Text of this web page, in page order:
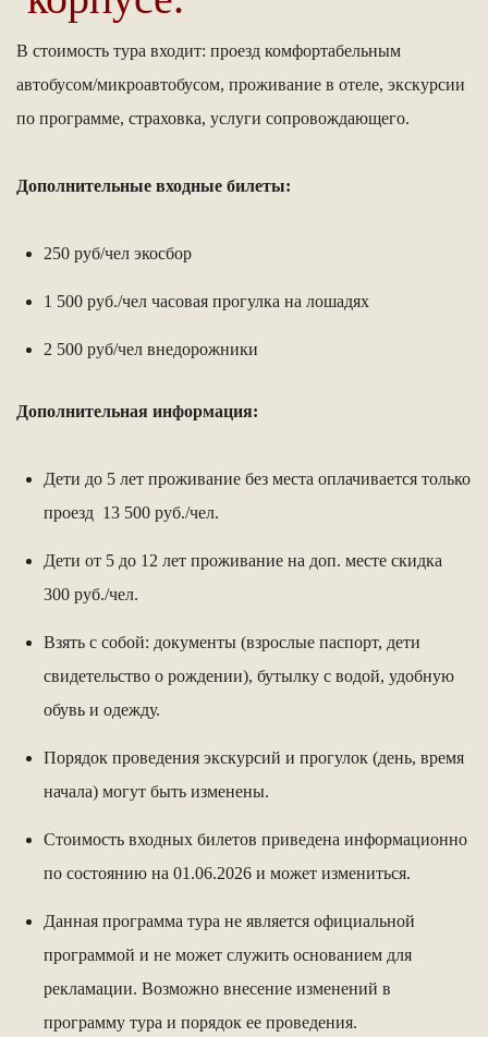
В стоимость тура входит: проезд комфортабельным
автобусом/микроавтобусом, проживание в отеле, экскурсии
по программе, страховка, услуги сопровождающего.
Дополнительные входные билеты:
250 руб/чел экосбор
1 500 руб./чел часовая прогулка на лошадях
2 500 руб/чел внедорожники
Дополнительная информация:
Дети до 5 лет проживание без места оплачивается только
проезд 13 500 руб./чел.
Дети от 5 до 12 лет проживание на доп. месте скидка
300 руб./чел.
Взять с собой: документы (взрослые паспорт, дети
свидетельство о рождении), бутылку с водой, удобную
обувь и одежду.
Порядок проведения экскурсий и прогулок (день, время
начала) могут быть изменены.
Стоимость входных билетов приведена информационно
по состоянию на 01.06.2026 и может измениться.
Данная программа тура не является официальной
программой и не может служить основанием для
рекламации. Возможно внесение изменений в
программу тура и порядок ее проведения.